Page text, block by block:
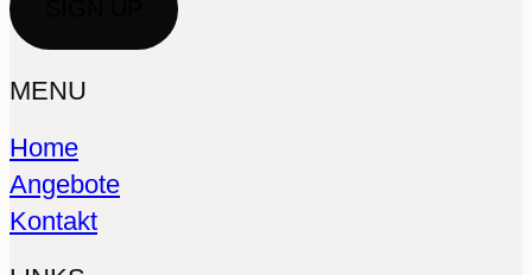
MENU
Home
Angebote
Kontakt